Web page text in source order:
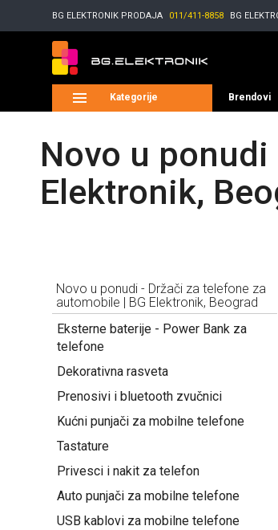
BG ELEKTRONIK PRODAJA 011/411-8858 BG
Kategorije Brendovi
Novo u
Elektronik,
Novo u ponudi - Držači za telefone za
automobile | BG Elektronik, Beograd
Eksterne baterije - Power Bank za
telefone
Dekorativna rasveta
Prenosivi i bluetooth zvučnici
Kućni punjači za mobilne telefone
Tastature
Privesci i nakit za telefon
Auto punjači za mobilne telefone
USB kablovi za mobilne telefone